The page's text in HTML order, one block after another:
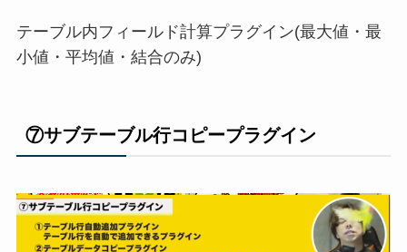
テーブル内フィールド計算プラグイン(最大値・最
小値・平均値・結合のみ)
⑦サブテーブル行コピープラグイン